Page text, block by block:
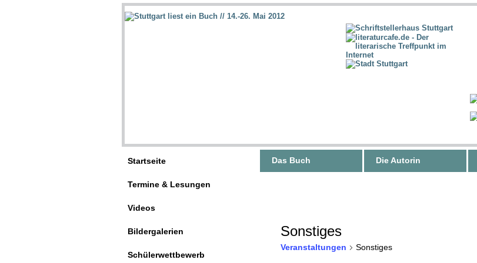
Das Buch Die Autorin
Sonstiges
Veranstaltungen Sonstiges
Startseite
Termine & Lesungen
Videos
Bildergalerien
Schülerwettbewerb